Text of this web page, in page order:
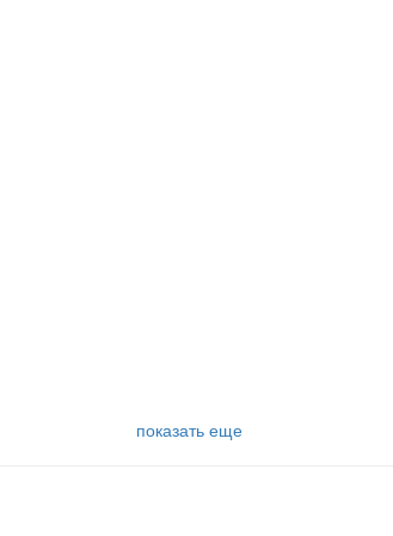
показать еще